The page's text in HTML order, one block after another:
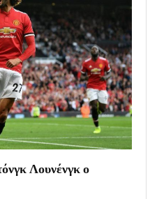
Λουνένγκ ο